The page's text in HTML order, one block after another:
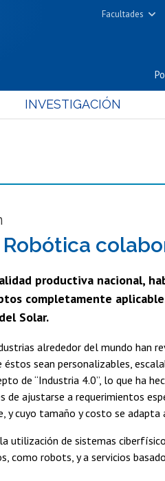
Facultades
Cs.
Cs.
Nutrición y
INVESTIGACIÓN
productiva nacional,
completamente
Solar.
alrededor del mundo han
éstos sean personalizables,
de “Industria 4.0”, lo que ha
de ajustarse a requerimientos
y cuyo tamaño y costo se adapta
utilización de sistemas
como robots, y a servicios